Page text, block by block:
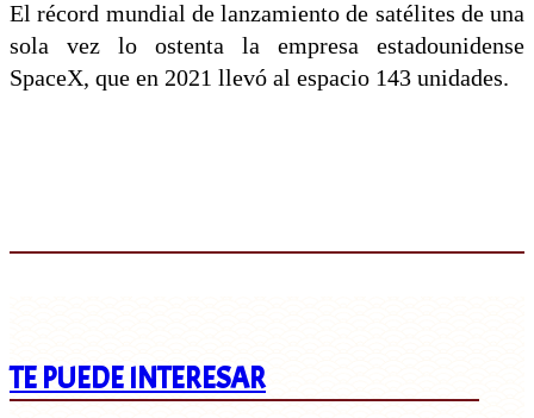
El récord mundial de lanzamiento de satélites de una
sola vez lo ostenta la empresa estadounidense
SpaceX, que en 2021 llevó al espacio 143 unidades.
TE PUEDE INTERESAR